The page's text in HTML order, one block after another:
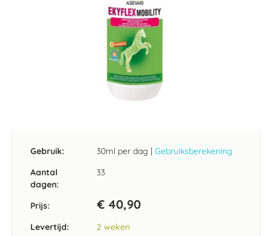
Gebruik: 30ml per dag | Gebruiksberekening
Aantal
dagen:
33
Prijs: € 40,90
Levertijd: 2 weken
begin
afbeeldingen-
gallerij